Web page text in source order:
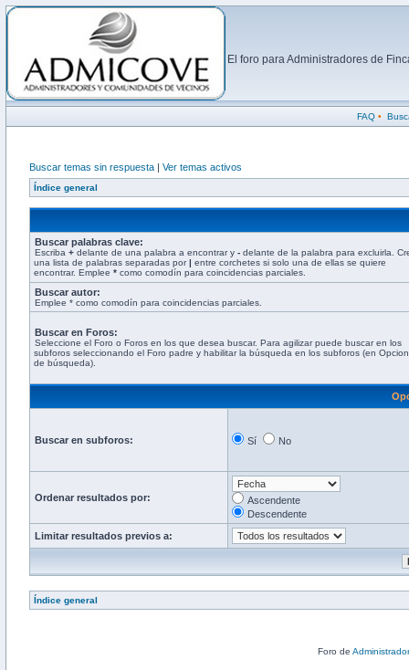
El foro para Administradores de
FAQ•
Buscar temas sin respuesta | Ver temas activos
Índice general
Buscar palabras clave:
Escriba + delante de una palabra a encontrar y - delante de la palabra para excluirla.
una lista de palabras separadas por| entre corchetes si solo una de ellas se quiere
encontrar. Emplee * como comodín para coincidencias parciales.
Buscar autor:
Emplee * como comodín para coincidencias parciales.
Buscar en Foros:
Seleccione el Foro o Foros en los que desea buscar. Para agilizar puede buscar en los
subforos seleccionando el Foro padre y habilitar la búsqueda en los subforos (en
de búsqueda).
Buscar en subforos: Sí No
Ordenar resultados por:
Ascendente
Descendente
Limitar resultados previos a:
Índice general
Foro de